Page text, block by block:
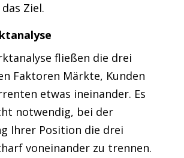
Ziel.
fließen die drei
Faktoren Märkte, Kunden
etwas ineinander. Es
notwendig, bei der
Ihrer Position die drei
voneinander zu trennen.